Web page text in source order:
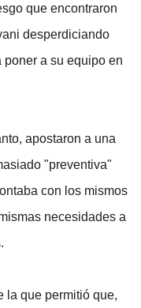
que encontraron
desperdiciando
a su equipo en
apostaron a una
"preventiva"
con los mismos
necesidades a
la que permitió que,